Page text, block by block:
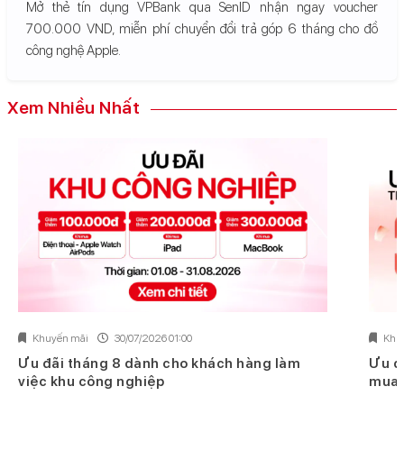
Mở thẻ tín dụng VPBank qua SenID nhận ngay voucher
700.000 VND, miễn phí chuyển đổi trả góp 6 tháng cho đồ
công nghệ Apple.
Xem Nhiều Nhất
Khuyến mãi 30/07/2026 01:00
Ưu đãi tháng 8 dành cho khách hàng làm
việc khu công nghiệp
Ưu
mua